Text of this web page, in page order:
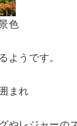
色
ようです。
まれ